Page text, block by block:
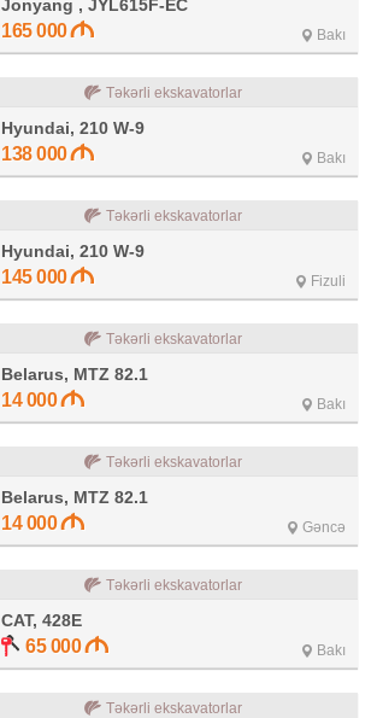
Jonyang , JYL615F-EC
165 000 Bakı
Təkərli ekskavatorlar
Hyundai, 210 W-9
138 000 Bakı
Təkərli ekskavatorlar
Hyundai, 210 W-9
145 000 Fizuli
Təkərli ekskavatorlar
Belarus, MTZ 82.1
14 000 Bakı
Təkərli ekskavatorlar
Belarus, MTZ 82.1
14 000 Gəncə
Təkərli ekskavatorlar
CAT, 428E
65 000 Bakı
Təkərli ekskavatorlar